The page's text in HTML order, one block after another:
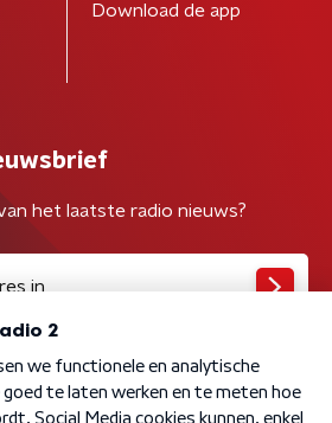
Download de app
het laatste radio nieuws?